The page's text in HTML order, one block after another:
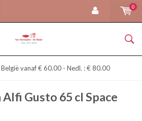
0
vanaf € 60.00 - Nedl. : € 80.00
Gusto 65 cl Space